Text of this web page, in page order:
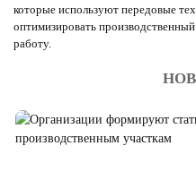
которые используют передовые
оптимизировать
работу.